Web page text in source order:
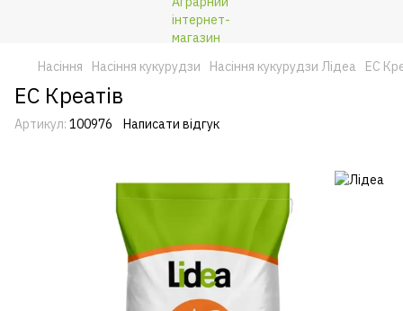
Насіння Насіння кукурудзи Насіння кукурудзи Лідеа ЕС
ЕС Креатів
Артикул: 100976 Написати відгук